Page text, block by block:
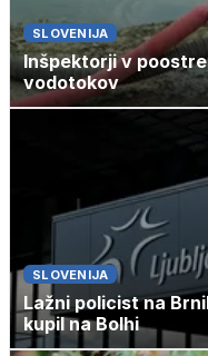
SLOVENIJA
Inšpektorji v
vodotokov
SLOVENIJA
Lažni policist na
kupil na Bolhi